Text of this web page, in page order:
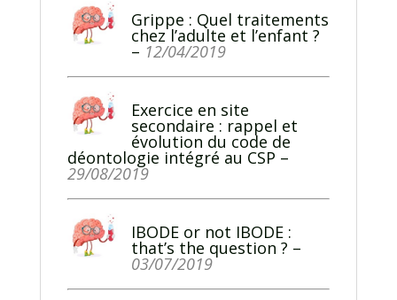
Grippe : Quel traitements
chez l’adulte et l’enfant ?
– 12/04/2019
Exercice en site
secondaire : rappel et
évolution du code de
déontologie intégré au CSP –
29/08/2019
IBODE or not IBODE :
that’s the question ? –
03/07/2019